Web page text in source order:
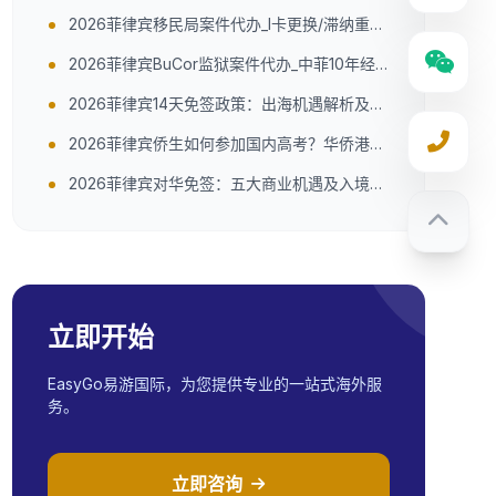
2026菲律宾移民局案件代办_I卡更换/滞纳重办
2026菲律宾BuCor监狱案件代办_中菲10年经
2026菲律宾14天免签政策：出海机遇解析及实
2026菲律宾侨生如何参加国内高考？华侨港澳
2026菲律宾对华免签：五大商业机遇及入境提
立即开始
EasyGo易游国际，为您提供专业的一站式海外服
务。
立即咨询